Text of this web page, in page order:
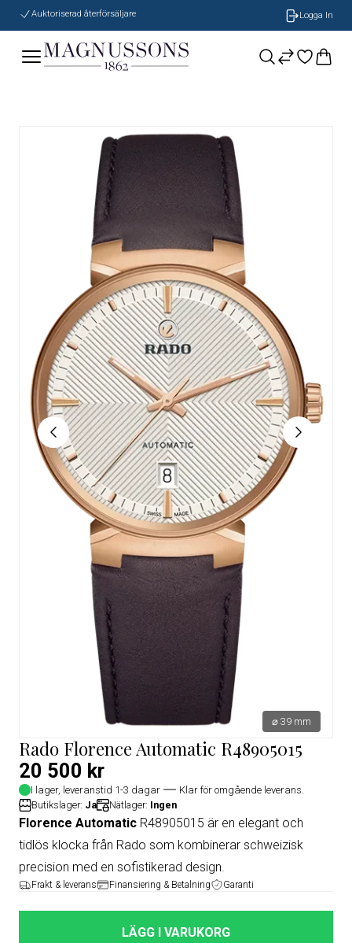
Auktoriserad återförsäljare Logga In
⌀ 39 mm
Rado Florence Automatic R48905015
20 500 kr
I lager, leveranstid 1-3 dagar
Klar för omgående leverans.
Butikslager: Ja Nätlager: Ingen
Florence Automatic R48905015 är en elegant och
tidlös klocka från Rado som kombinerar schweizisk
precision med en sofistikerad design.
Frakt & leverans Finansiering & Betalning Garanti
LÄGG I VARUKORG